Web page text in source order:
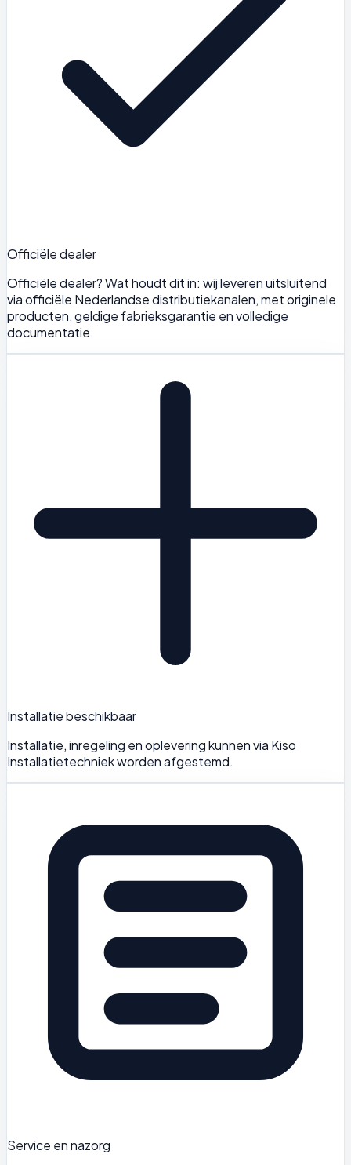
Officiële dealer
Officiële dealer? Wat houdt dit in: wij leveren uitsluitend
via officiële Nederlandse distributiekanalen, met originele
producten, geldige fabrieksgarantie en volledige
documentatie.
Installatie beschikbaar
Installatie, inregeling en oplevering kunnen via Kiso
Installatietechniek worden afgestemd.
Service en nazorg